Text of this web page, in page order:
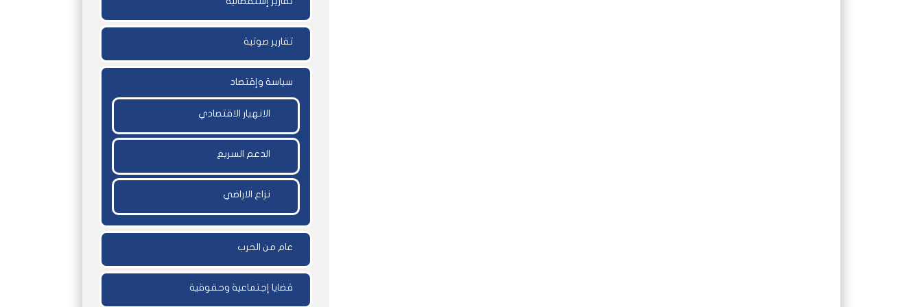
تقارير صوتية
سياسة وإقتصاد
الانهيار الاقتصادي
الدعم السريع
نزاع الاراضي
عام من الحرب
قضايا إجتماعية وحقوقية